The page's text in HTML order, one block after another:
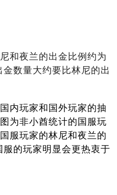
和夜兰的出金比例约为
数量大约要比林尼的出
内玩家和国外玩家的抽
为非小酋统计的国服玩
服玩家的林尼和夜兰的
的玩家明显会更热衷于